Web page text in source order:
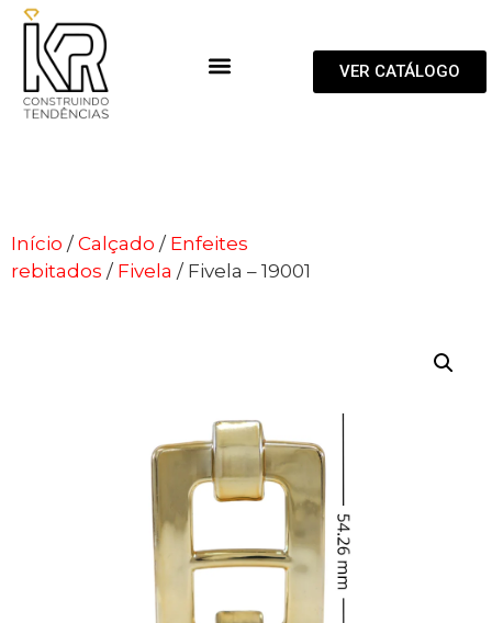
VER CATÁLOGO
Início /Calçado / Enfeites
rebitados / Fivela / Fivela – 19001